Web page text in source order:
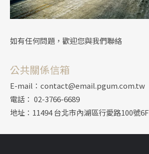
如有任何問題，歡迎您與我們聯絡
公共關係信箱
E-mail：contact@email.pgum.com.tw
電話： 02-3766-6689
地址：11494 台北市內湖區行愛路100號6F